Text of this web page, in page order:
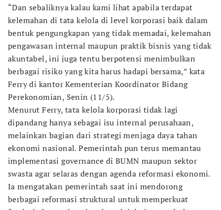
“Dan sebaliknya kalau kami lihat apabila terdapat
kelemahan di tata kelola di level korporasi baik dalam
bentuk pengungkapan yang tidak memadai, kelemahan
pengawasan internal maupun praktik bisnis yang tidak
akuntabel, ini juga tentu berpotensi menimbulkan
berbagai risiko yang kita harus hadapi bersama,” kata
Ferry di kantor Kementerian Koordinator Bidang
Perekonomian, Senin (11/5).
Menurut Ferry, tata kelola korporasi tidak lagi
dipandang hanya sebagai isu internal perusahaan,
melainkan bagian dari strategi menjaga daya tahan
ekonomi nasional. Pemerintah pun terus memantau
implementasi governance di BUMN maupun sektor
swasta agar selaras dengan agenda reformasi ekonomi.
Ia mengatakan pemerintah saat ini mendorong
berbagai reformasi struktural untuk memperkuat